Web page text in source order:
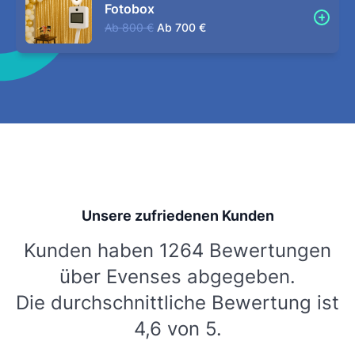
Fotobox
Ab 800 € Ab 700 €
Unsere zufriedenen Kunden
Kunden haben 1264 Bewertungen
über Evenses abgegeben.
Die durchschnittliche Bewertung ist
4,6 von 5.